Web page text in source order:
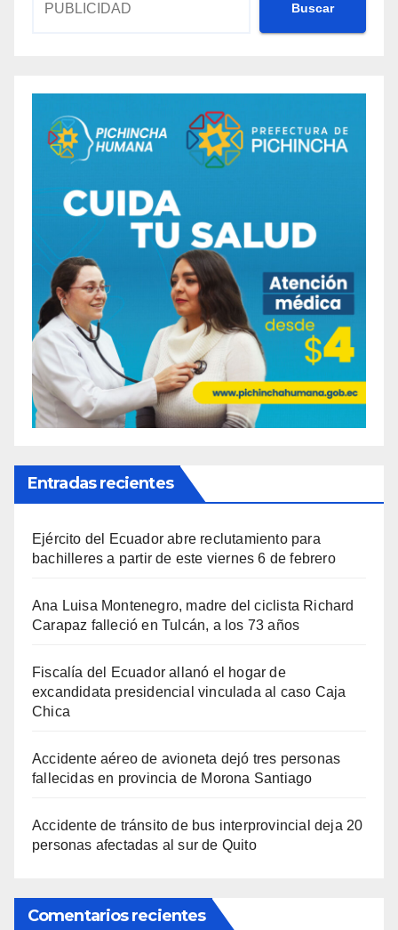
Buscar
Entradas recientes
Ejército del Ecuador abre reclutamiento para
bachilleres a partir de este viernes 6 de febrero
Ana Luisa Montenegro, madre del ciclista Richard
Carapaz falleció en Tulcán, a los 73 años
Fiscalía del Ecuador allanó el hogar de
excandidata presidencial vinculada al caso Caja
Chica
Accidente aéreo de avioneta dejó tres personas
fallecidas en provincia de Morona Santiago
Accidente de tránsito de bus interprovincial deja 20
personas afectadas al sur de Quito
Comentarios recientes